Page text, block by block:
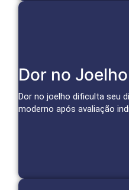
Dor no Joelho
Dor no joelho dificulta seu
moderno após avaliação
Soluções
Infiltrações, medicina